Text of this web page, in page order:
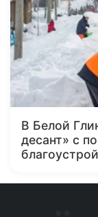
В Белой
десант» с